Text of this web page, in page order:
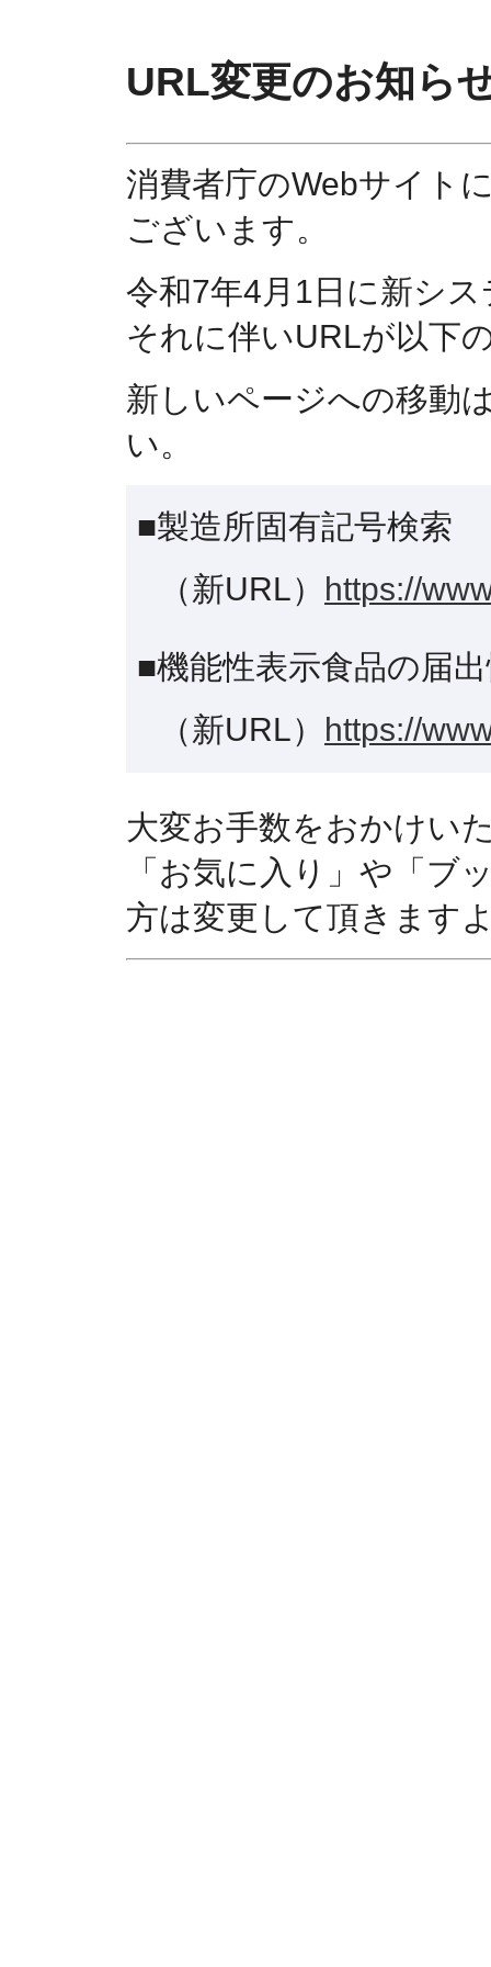
URL変更のお知ら
消費者庁のWebサイト
ございます。
令和7年4月1日に新シ
それに伴いURLが以下
新しいページへの移動
い。
■製造所固有記号検索
（新URL） https://
■機能性表示食品の届
（新URL） https://
大変お手数をおかけい
「お気に入り」や「ブ
方は変更して頂きます